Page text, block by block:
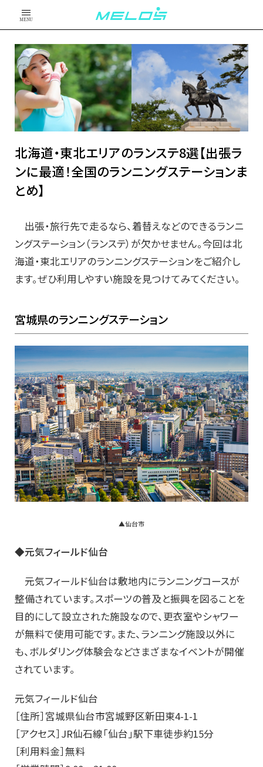
MENU
北海道・東北エリアのランステ8選【出張ラ
ンに最適！全国のランニングステーションま
とめ】
出張・旅行先で走るなら、着替えなどのできるランニ
ングステーション（ランステ）が欠かせません。今回は北
海道・東北エリアのランニングステーションをご紹介し
ます。ぜひ利用しやすい施設を見つけてみてください。
宮城県のランニングステーション
▲仙台市
◆元気フィールド仙台
元気フィールド仙台は敷地内にランニングコースが
整備されています。スポーツの普及と振興を図ることを
目的にして設立された施設なので、更衣室やシャワー
が無料で使用可能です。また、ランニング施設以外に
も、ボルダリング体験会などさまざまなイベントが開催
されています。
元気フィールド仙台
［住所］宮城県仙台市宮城野区新田東4-1-1
［アクセス］JR仙石線「仙台」駅下車徒歩約15分
［利用料金］無料